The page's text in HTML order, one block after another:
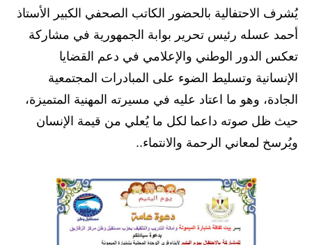
يُشرف الاحتفالية بالحضور الكاتب الصحفي الكبير الأستاذ
أحمد عسله رئيس تحرير بوابة الجمهورية في مشاركة
تعكس الدور الوطني والإعلامي في دعم القضايا
الإنسانية وتسليط الضوء على المبادرات المجتمعية
الجادة، وهو ما اعتاد عليه في مسيرته المهنية المتميزة،
حيث ظل صوته داعما لكل ما يُعلي من قيمة الإنسان
ويُرسخ لمعاني الرحمة والانتماء..